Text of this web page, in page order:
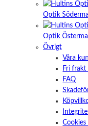
Optik
Optik
Övrigt
Våra
Fri frakt
FAQ